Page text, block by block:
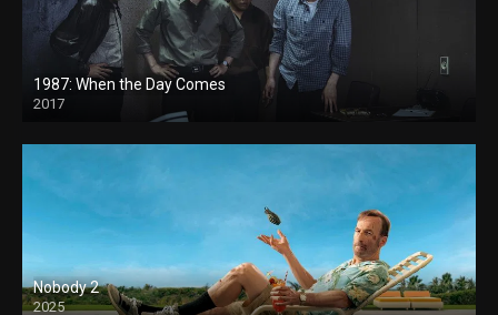
1987: When the Day Comes
2017
Nobody 2
2025